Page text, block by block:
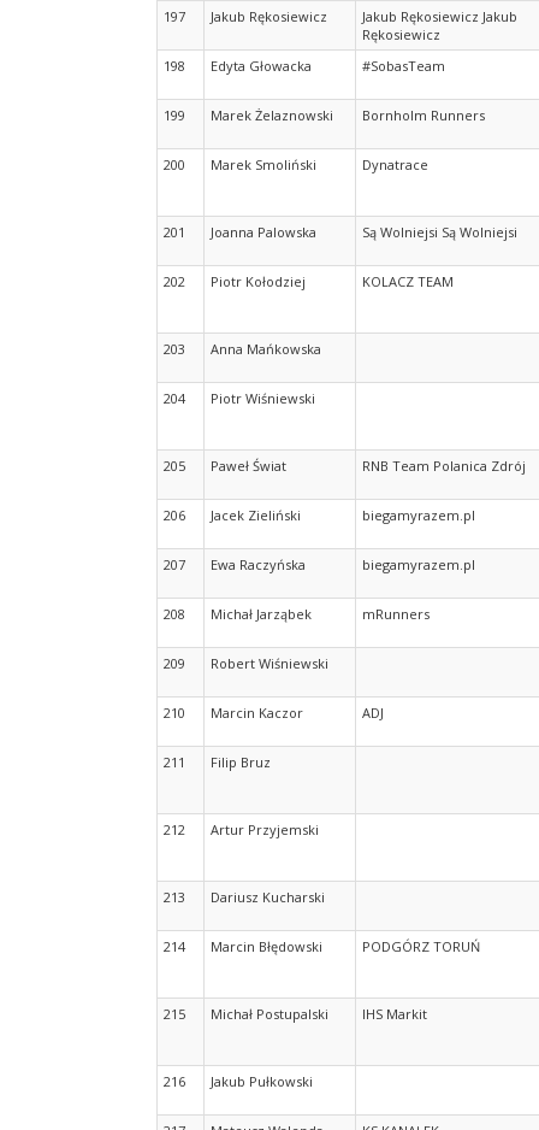
197 Jakub Rękosiewicz
Jakub Rękosiewicz Jakub
Rękosiewicz
198
Edyta Głowacka #SobasTeam
199 Marek Żelaznowski Bornholm Runners
200 Marek Smoliński Dynatrace
201 Joanna Palowska Są Wolniejsi Są Wolniejsi
202 Piotr Kołodziej KOLACZ TEAM
203 Anna Mańkowska
204 Piotr Wiśniewski
205 Paweł Świat RNB Team Polanica Zdrój
206 Jacek Zieliński biegamyrazem.pl
207 Ewa Raczyńska biegamyrazem.pl
208 Michał Jarząbek mRunners
209 Robert Wiśniewski
210 Marcin Kaczor ADJ
211 Filip Bruz
212 Artur Przyjemski
213 Dariusz Kucharski
214 Marcin Błędowski PODGÓRZ TORUŃ
215 Michał Postupalski IHS Markit
216 Jakub Pułkowski